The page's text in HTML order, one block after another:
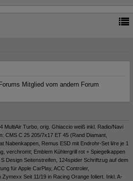
Mitglied vom andern Forum
MultiAir Turbo, orig. Ghiaccio weiß inkl. Radio/Navi
CMS C 25 205/7x17 ET 45 (Rand Diamant,
Nabenkappen, Remus ESD mit Endrohr-Set li/re je 1
verchromt; Emblem Kühlergrill rot + Spiegelkappen
Design Seitenstreifen, 124spider Schriftzug auf dem
für Apple CarPlay, ACC Controler,
Seit 11/19 in Racing Orange foliert. Inkl. A-